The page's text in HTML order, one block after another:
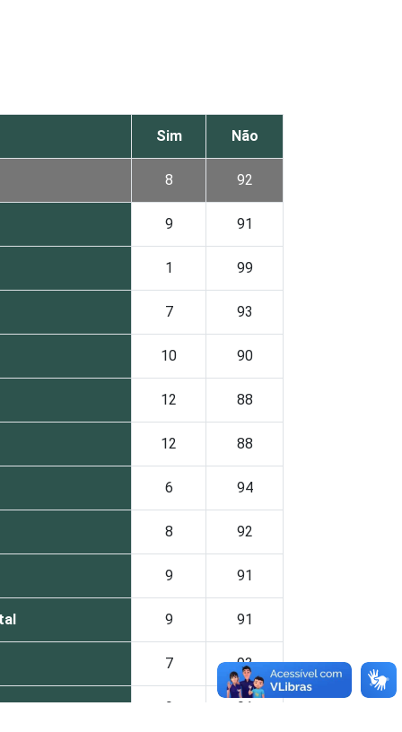
Sim Não
8 92
9 91
1 99
7 93
10 90
12 88
12 88
6 94
8 92
9 91
9 91
7 93
9 91